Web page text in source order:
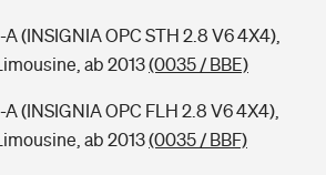
(INSIGNIA OPC STH 2.8 V6 4X4),
ab 2013(0035 / BBE)
(INSIGNIA OPC FLH 2.8 V6 4X4),
ab 2013(0035 / BBF)